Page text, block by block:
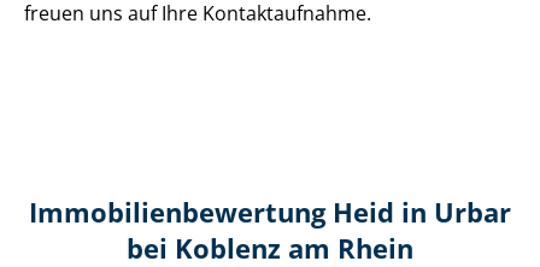
freuen uns auf Ihre Kontaktaufnahme.
Immobilien­bewertung Heid in Urbar
bei Koblenz am Rhein